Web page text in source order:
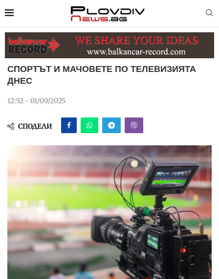
СПОРТЪТ И МАЧОВЕТЕ ПО ТЕЛЕВИЗИЯТА
ДНЕС
12:52 - 01/09/2025
СПОДЕЛИ